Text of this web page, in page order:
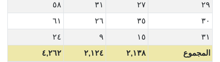
٢٩
٢٧ ٣١
٥٨
٣٠
٣٥ ٢٦
٦١
٣١
١٥ ٩
٢٤
المجموع
٢,١٣٨ ٢,١٢٤ ٤,٢٦٢